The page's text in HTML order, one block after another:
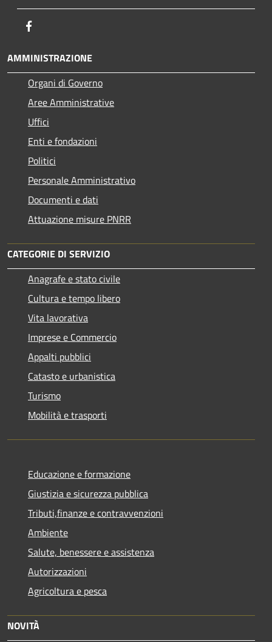
AMMINISTRAZIONE
Organi di Governo
Aree Amministrative
Uffici
Enti e fondazioni
Politici
Personale Amministrativo
Documenti e dati
Attuazione misure PNRR
CATEGORIE DI SERVIZIO
Anagrafe e stato civile
Cultura e tempo libero
Vita lavorativa
Imprese e Commercio
Appalti pubblici
Catasto e urbanistica
Turismo
Mobilità e trasporti
Educazione e formazione
Giustizia e sicurezza pubblica
Tributi,finanze e contravvenzioni
Ambiente
Salute, benessere e assistenza
Autorizzazioni
Agricoltura e pesca
NOVITÀ